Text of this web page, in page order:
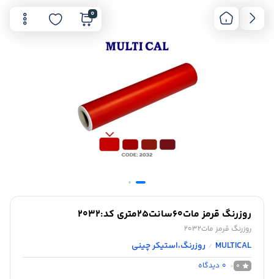
0
روزرنگ قرمز مات60سانت25متری کد:2032
روزرنگ قرمز مات2032
MULTICAL
/ روزرنگ،استیکر چینی
0
0 دیدگاه